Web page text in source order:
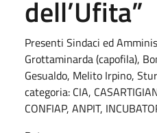
dell’Ufita”
Presenti Sindaci ed
Grottaminarda (capofila),
Gesualdo, Melito Irpino,
categoria: CIA,
CONFIAP, ANPIT,